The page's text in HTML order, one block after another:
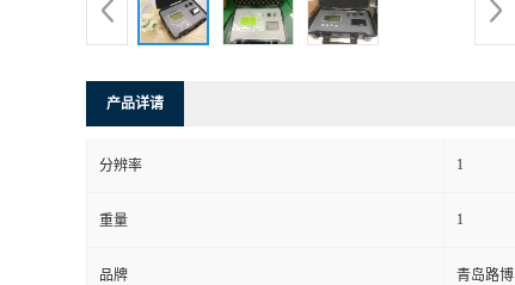
产品详请
分辨率 1
重量 1
品牌 青岛路博